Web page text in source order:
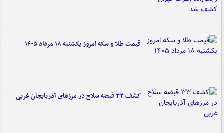
قیمت طلا و سکه امروز یکشنبه ۱۸ مرداد ۱۴۰۵
کشف ۳۳ قبضه سلاح در مرزهای آذربایجان غربی